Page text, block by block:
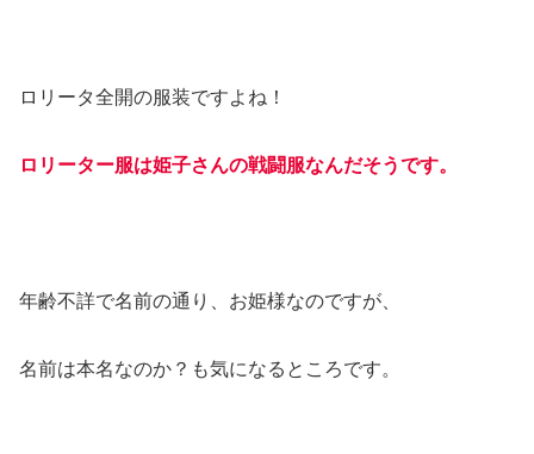
ロリータ全開の服装ですよね！
ロリーター服は姫子さんの戦闘服なんだそうです。
年齢不詳で名前の通り、お姫様なのですが、
名前は本名なのか？も気になるところです。